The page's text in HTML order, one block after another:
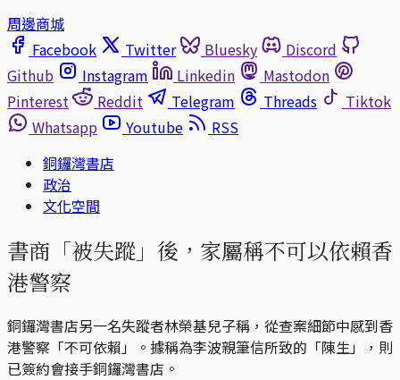
周邊商城
Facebook
Twitter Bluesky
Discord
Github
Instagram Linkedin
Mastodon
Pinterest
Reddit Telegram Threads
Tiktok
Whatsapp
Youtube
RSS
銅鑼灣書店
政治
文化空間
書商「被失蹤」後，家屬稱不可以依賴香
港警察
銅鑼灣書店另一名失蹤者林榮基兒子稱，從查案細節中感到香
港警察「不可依賴」。據稱為李波親筆信所致的「陳生」，則
已簽約會接手銅鑼灣書店。